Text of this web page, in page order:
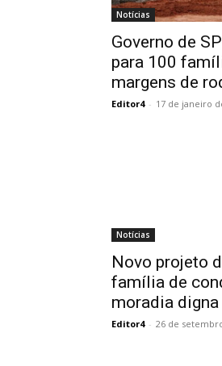
Notícias
Governo de
para 100
margens de
Editor4 - 17 de janeiro
Notícias
Novo projeto
família de
moradia digna
Editor4 - 26 de